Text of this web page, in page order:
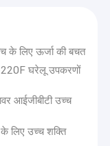
के लिए ऊर्जा की बचत
घरेलू उपकरणों
आईजीबीटी उच्च
लिए उच्च शक्ति